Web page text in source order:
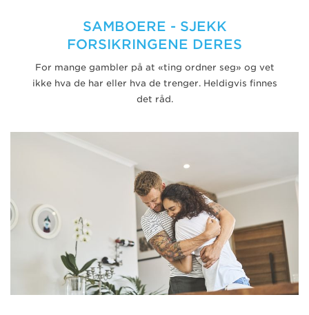
SAMBOERE - SJEKK
FORSIKRINGENE DERES
For mange gambler på at «ting ordner seg» og vet
ikke hva de har eller hva de trenger. Heldigvis finnes
det råd.